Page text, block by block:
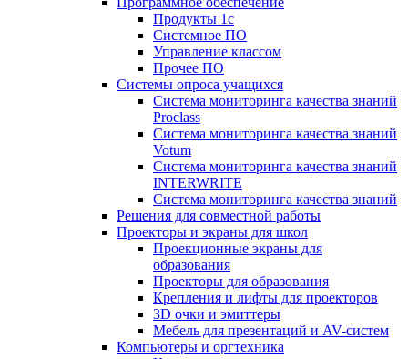
Продукты 1с
Системное ПО
Управление классом
Прочее ПО
Системы опроса учащихся
Система мониторинга качества знаний
Proclass
Система мониторинга качества знаний
Votum
Система мониторинга качества знаний
INTERWRITE
Система мониторинга качества знаний
Решения для совместной работы
Проекторы и экраны для школ
Проекционные экраны для
образования
Проекторы для образования
Крепления и лифты для проекторов
3D очки и эмиттеры
Мебель для презентаций и AV-систем
Компьютеры и оргтехника